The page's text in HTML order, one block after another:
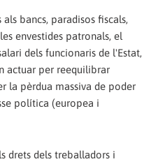
bancs, paradisos fiscals,
envestides patronals, el
dels funcionaris de l'Estat,
actuar per reequilibrar
la pèrdua massiva de poder
política (europea i
drets dels treballadors i